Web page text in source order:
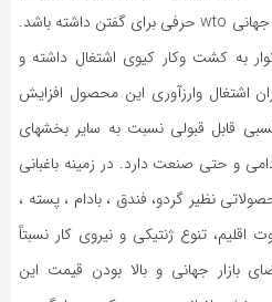
است و می تواند درسازمان تجارت جهانی wto حرفی برای گفتن داشته باشد.
حدود ۱۵ هزار خانوار به کشت وکار کیوی اشتغال داشته و
اشتغال وارزآوری این محصول افزایش
قابل قبولی نسبت به سایر بخشهای
و حتی صنعت دارد. در زمینه باغبانی
نظیر گردو، فندق ، بادام ، پسته ،
اقلیم، تنوع ژنتیکی و نیروی کار نسبتاً
بازار جهانی و بالا بودن قیمت این